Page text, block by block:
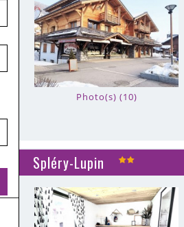
Photo(s) (10)
Spléry-Lupin